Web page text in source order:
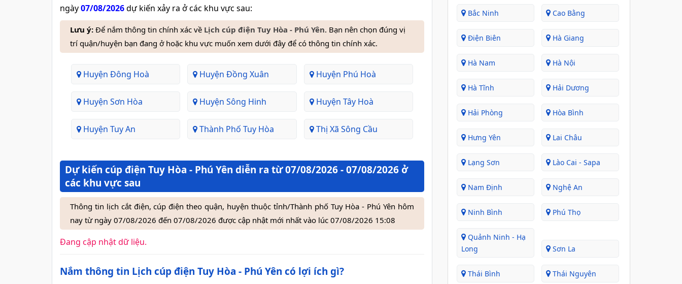
ngày07/08/2026dự kiến xảy ra ở các khu vực sau:
Lưu ý: Để nắm thông tin chính xác về Lịch cúp điện Tuy Hòa - Phú Yên. Bạn nên chọn đúng vị
trí quận/huyện bạn đang ở hoặc khu vực muốn xem dưới đây để có thông tin chính xác.
Huyện Đông Hoà Huyện Đồng Xuân Huyện Phú Hoà
Huyện Sơn Hòa Huyện Sông Hinh Huyện Tây Hoà
Huyện Tuy An Thành Phố Tuy Hòa Thị Xã Sông Cầu
Dự kiến cúp điện Tuy Hòa - Phú Yên diễn ra từ 07/08/2026 - 07/08/2026 ở
các khu vực sau
Thông tin lịch cắt điện, cúp điện theo quận, huyện thuộc tỉnh/Thành phố Tuy Hòa - Phú Yên hôm
nay từ ngày 07/08/2026 đến 07/08/2026 được cập nhật mới nhất vào lúc 07/08/2026 15:08
Đang cập nhật dữ liệu.
Nắm thông tin Lịch cúp điện Tuy Hòa - Phú Yên có lợi ích gì?
Bắc Ninh Cao Bằng
Điện Biên Hà Giang
Hà Nam Hà Nội
Hà Tĩnh Hải Dương
Hải Phòng Hòa Bình
Hưng Yên Lai Châu
Lạng Sơn Lào Cai - Sapa
Nam Định Nghệ An
Ninh Bình Phú Thọ
Quảnh Ninh - Hạ
Long
Sơn La
Thái Bình Thái Nguyên